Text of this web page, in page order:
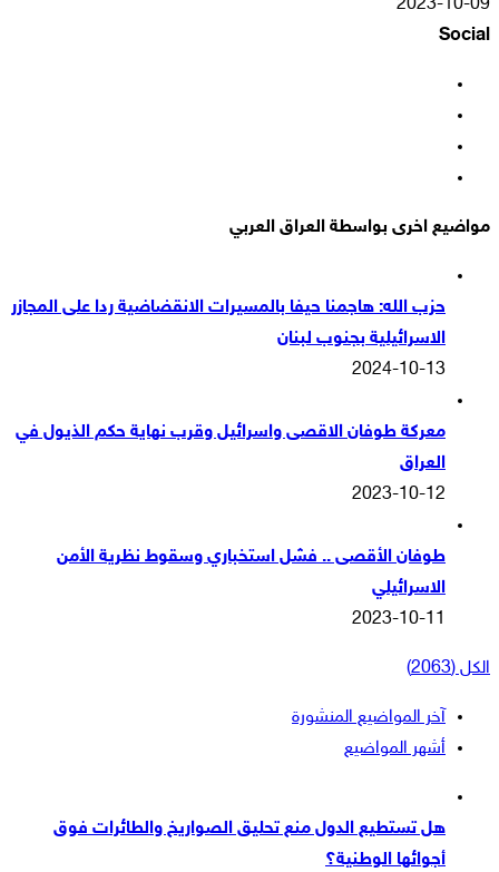
2023-10-09
Social
مواضيع اخرى بواسطة العراق العربي
حزب الله: هاجمنا حيفا بالمسيرات الانقضاضية ردا على المجازر
الاسرائيلية بجنوب لبنان
2024-10-13
معركة طوفان الاقصى واسرائيل وقرب نهاية حكم الذيول في
العراق
2023-10-12
طوفان الأقصى .. فشل استخباري وسقوط نظرية الأمن
الاسرائيلي
2023-10-11
الكل (2063)
آخر المواضيع المنشورة
أشهر المواضيع
هل تستطيع الدول منع تحليق الصواريخ والطائرات فوق
أجوائها الوطنية؟